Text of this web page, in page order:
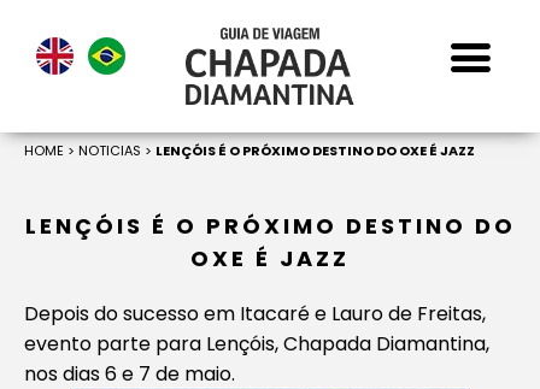
HOME > NOTICIAS > LENÇÓIS É O PRÓXIMO DESTINO DO OXE É JAZZ
LENÇÓIS É O PRÓXIMO DESTINO DO
OXE É JAZZ
Depois do sucesso em Itacaré e Lauro de Freitas,
evento parte para Lençóis, Chapada Diamantina,
nos dias 6 e 7 de maio.